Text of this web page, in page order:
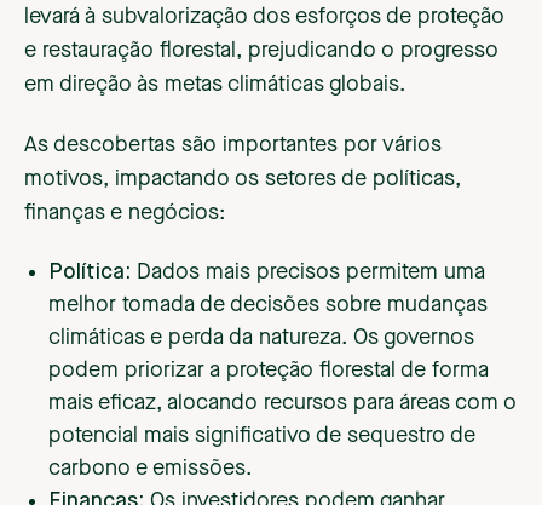
levará à subvalorização dos esforços de proteção
e restauração florestal, prejudicando o progresso
em direção às metas climáticas globais.
As descobertas são importantes por vários
motivos, impactando os setores de políticas,
finanças e negócios:
Política: Dados mais precisos permitem uma
melhor tomada de decisões sobre mudanças
climáticas e perda da natureza. Os governos
podem priorizar a proteção florestal de forma
mais eficaz, alocando recursos para áreas com o
potencial mais significativo de sequestro de
carbono e emissões.